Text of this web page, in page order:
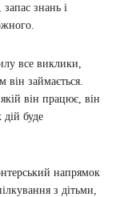
знань і
все виклики,
займається.
він працює, він
буде
напрямок
з дітьми,